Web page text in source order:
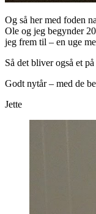
Og så her med foden
Ole og jeg begynder
jeg frem til – en uge
Så det bliver også et
Godt nytår – med de
Jette